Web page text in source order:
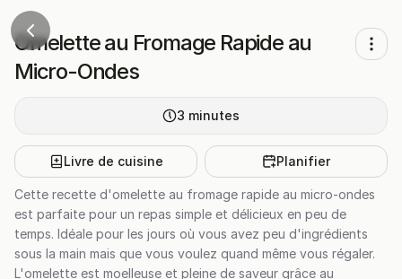
Omelette au Fromage Rapide au
Micro-Ondes
3 minutes
Livre de cuisine Planifier
Cette recette d'omelette au fromage rapide au micro-ondes
est parfaite pour un repas simple et délicieux en peu de
temps. Idéale pour les jours où vous avez peu d'ingrédients
sous la main mais que vous voulez quand même vous régaler.
L'omelette est moelleuse et pleine de saveur grâce au